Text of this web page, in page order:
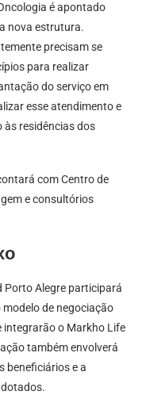
é apontado
nova estrutura.
precisam se
para realizar
do serviço em
esse atendimento e
residências dos
com Centro de
e consultórios
Porto Alegre participará
de negociação
o Markho Life
também envolverá
beneficiários e a